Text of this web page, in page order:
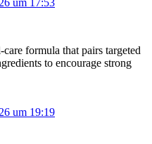
um 17:53
formula that pairs targeted
to encourage strong
um 19:19